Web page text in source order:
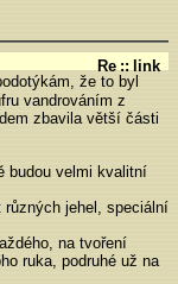
Re :: link
že to byl
vandrováním z
zbavila větší části
budou velmi kvalitní
jehel, speciální
na tvoření
ruka, podruhé už na